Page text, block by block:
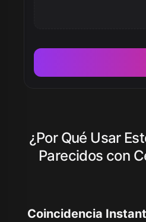
¿Por Qué Usar
Parecidos con
Coincidencia